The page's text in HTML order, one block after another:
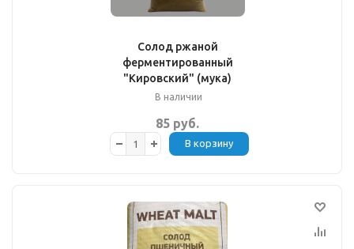
Солод ржаной
ферментированный
"Кировский" (мука)
В наличии
85 руб.
В корзину